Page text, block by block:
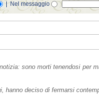
| Nel messaggio
sono morti tenendosi per
hanno deciso di fermarsi